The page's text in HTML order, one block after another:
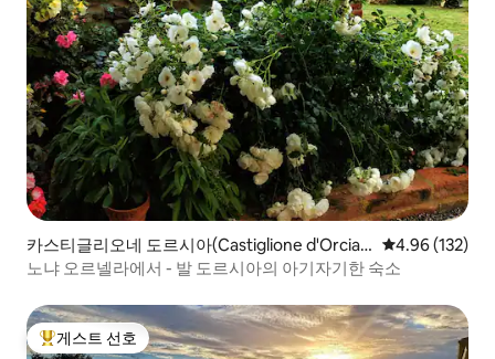
카스티글리오네 도르시아(Castiglione d'Orcia)
의 집
평점 4.96점(5
4.96 (132)
노냐 오르넬라에서 - 발 도르시아의 아기자기한 숙소
상위 게스트 선호
게스트 선호